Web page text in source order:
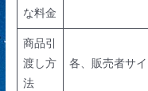
な料金
商品引
渡し方
法
各、販売者サ